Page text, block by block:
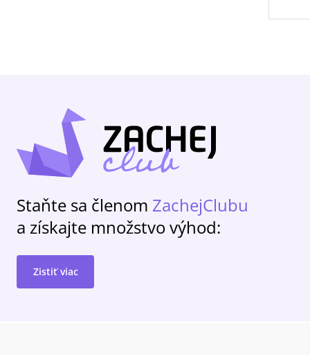
Staňte sa členom ZachejClubu
a získajte množstvo výhod:
Zistiť viac